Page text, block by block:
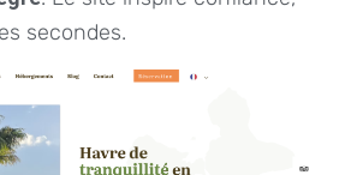
secondes.